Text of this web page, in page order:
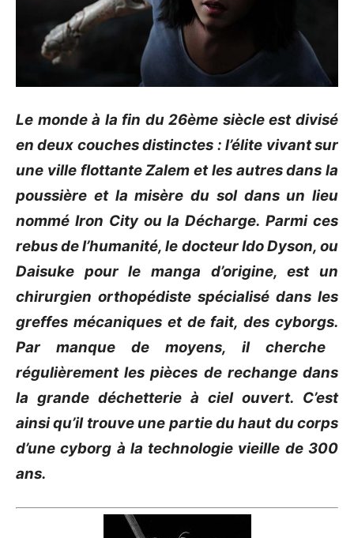
Le monde à la fin du26ème siècle est divisé
en deux couches distinctes : l’élite vivant sur
une ville flottanteZalem et les autres dans la
poussière et la misère du sol dans un lieu
nommé Iron Cityou la Décharge. Parmi ces
rebusde l’humanité, le docteurIdoDyson, ou
Daisuke pour le manga d’origine, est un
chirurgien orthopédiste spécialisé dans les
greffes mécaniques et de fait, des cyborgs.
Par manque de moyens, il cherche
régulièrement les pièces de rechange dans
la grande déchetterie à ciel ouvert. C’est
ainsi qu’il trouve une partie du haut du corps
d’une cyborg à la technologie vieille de 300
ans.